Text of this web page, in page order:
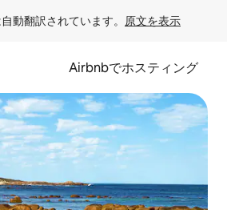
動翻訳されています。 原文を表示
Airbnbでホスティング